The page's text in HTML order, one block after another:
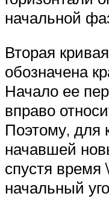
начальной
Вторая
обозначена
Начало ее
вправо
Поэтому, для
начавшей
спустя
начальный